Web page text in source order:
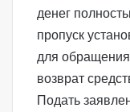
денег
пропуск
для
возврат
Подать